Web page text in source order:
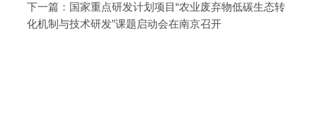
下一篇： 国家重点研发计划项目“农业废弃物低碳生态转
化机制与技术研发”课题启动会在南京召开